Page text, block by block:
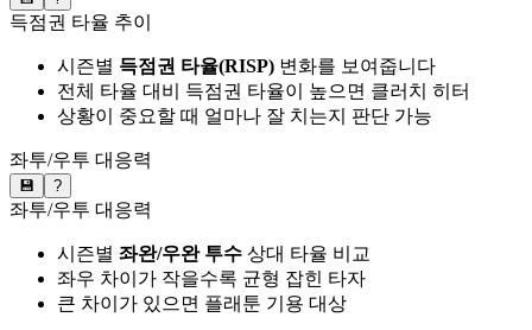
득점권 타율 추이
시즌별 득점권 타율(RISP) 변화를 보여줍니다
전체 타율 대비 득점권 타율이 높으면 클러치 히터
상황이 중요할 때 얼마나 잘 치는지 판단 가능
좌투/우투 대응력
💾 ?
좌투/우투 대응력
시즌별 좌완/우완 투수 상대 타율 비교
좌우 차이가 작을수록 균형 잡힌 타자
큰 차이가 있으면 플래툰 기용 대상